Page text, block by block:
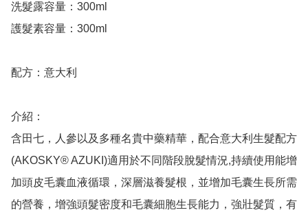
洗髮露容量：300ml
護髮素容量：300ml
配方：意大利
介紹：
含田七，人參以及多種名貴中藥精華，配合意大利生髮配方
(AKOSKY® AZUKI)適用於不同階段脫髮情況,持續使用能增
加頭皮毛囊血液循環，深層滋養髮根，並增加毛囊生長所需
的營養，增強頭髮密度和毛囊細胞生長能力，強壯髮質，有